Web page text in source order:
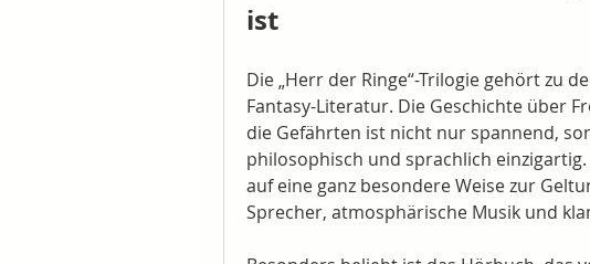
ist
Die „Herr der Ringe“-Trilogie gehört zu
Fantasy-Literatur. Die Geschichte über
die Gefährten ist nicht nur spannend,
philosophisch und sprachlich
auf eine ganz besondere Weise zur
Sprecher, atmosphärische Musik und